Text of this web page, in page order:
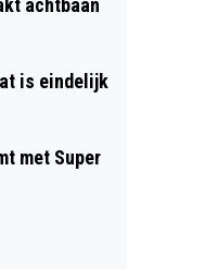
achtbaan
is eindelijk
met Super